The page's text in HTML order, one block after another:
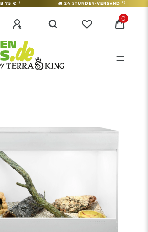
75 € 1) 24 STUNDEN-VERSAND 2)
0
☰